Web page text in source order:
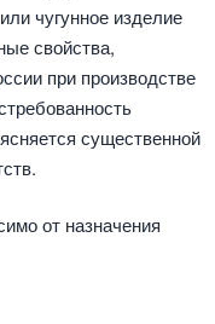
чугунное изделие
свойства,
при производстве
существенной
от назначения